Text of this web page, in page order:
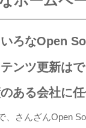
ろなOpen
ンツ更新は
ある会社に
、さんざんOpen